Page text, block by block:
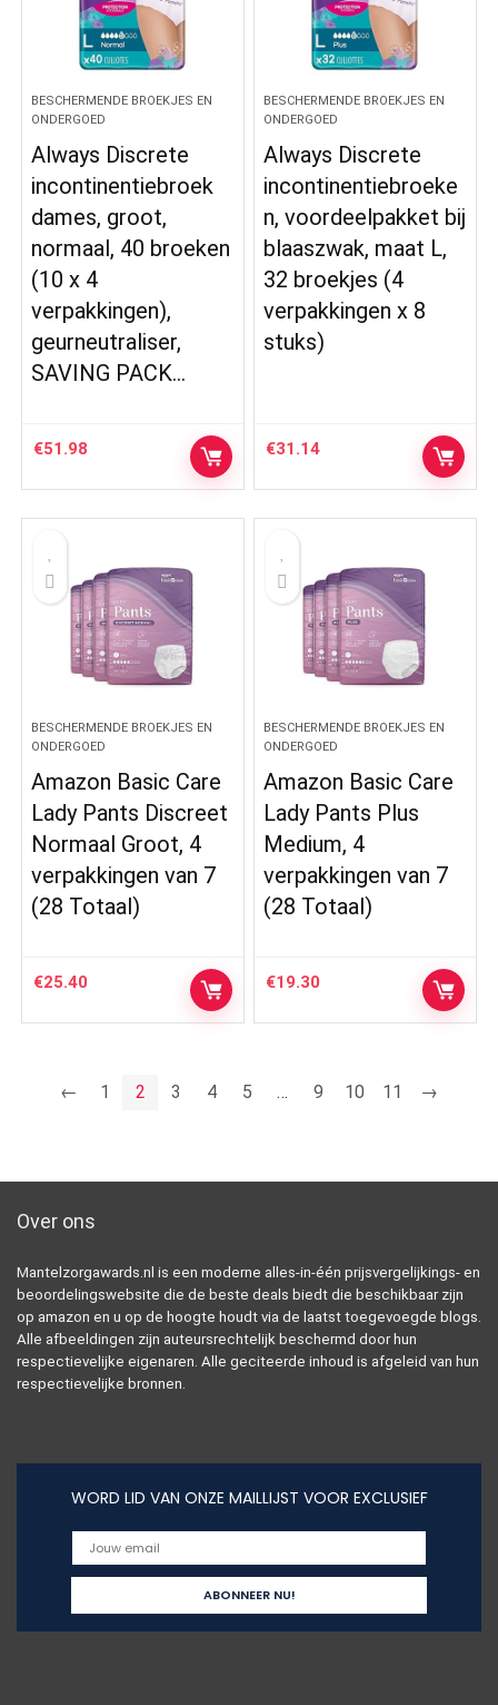
BESCHERMENDE BROEKJES EN
ONDERGOED
Always Discrete
incontinentiebroek
dames, groot,
normaal, 40 broeken
(10 x 4
verpakkingen),
geurneutraliser,
SAVING PACK…
€51.98
BESCHERMENDE BROEKJES EN
ONDERGOED
Always Discrete
incontinentiebroeke
n, voordeelpakket bij
blaaszwak, maat L,
32 broekjes (4
verpakkingen x 8
stuks)
€31.14
BESCHERMENDE BROEKJES EN
ONDERGOED
Amazon Basic Care
Lady Pants Discreet
Normaal Groot, 4
verpakkingen van 7
(28 Totaal)
€25.40
BESCHERMENDE BROEKJES EN
ONDERGOED
Amazon Basic Care
Lady Pants Plus
Medium, 4
verpakkingen van 7
(28 Totaal)
€19.30
← 1 2 3 4 5 … 9 10 11 →
Over ons
Mantelzorgawards.nl is een moderne alles-in-één prijsvergelijkings- en
beoordelingswebsite die de beste deals biedt die beschikbaar zijn
op amazon en u op de hoogte houdt via de laatst toegevoegde blogs.
Alle afbeeldingen zijn auteursrechtelijk beschermd door hun
respectievelijke eigenaren. Alle geciteerde inhoud is afgeleid van hun
respectievelijke bronnen.
WORD LID VAN ONZE MAILLIJST VOOR EXCLUSIEF